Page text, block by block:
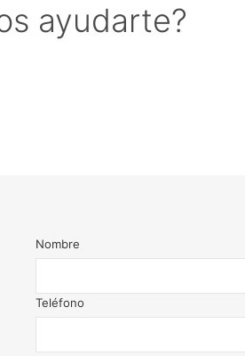
ayudarte?
Nombre
Teléfono